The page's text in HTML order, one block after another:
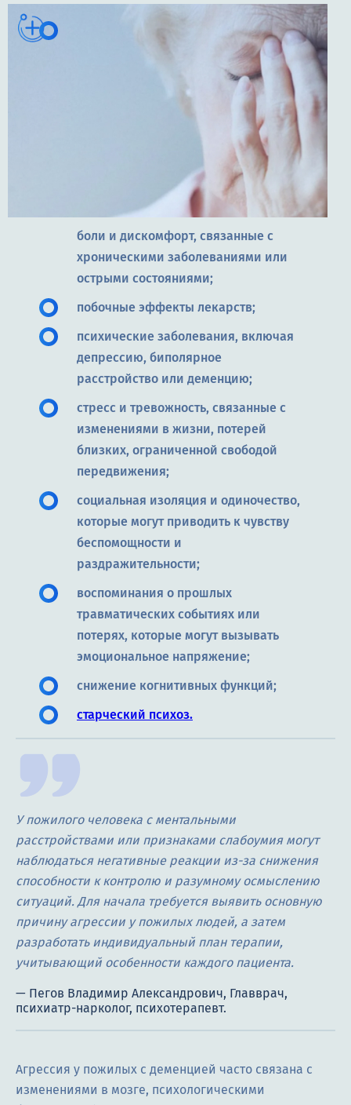
боли и дискомфорт, связанные с
хроническими заболеваниями или
острыми состояниями;
побочные эффекты лекарств;
психические заболевания, включая
депрессию, биполярное
расстройство или деменцию;
стресс и тревожность, связанные с
изменениями в жизни, потерей
близких, ограниченной свободой
передвижения;
социальная изоляция и одиночество,
которые могут приводить к чувству
беспомощности и
раздражительности;
воспоминания о прошлых
травматических событиях или
потерях, которые могут вызывать
эмоциональное напряжение;
снижение когнитивных функций;
старческий психоз.
У пожилого человека с ментальными
расстройствами или признаками слабоумия могут
наблюдаться негативные реакции из-за снижения
способности к контролю и разумному осмыслению
ситуаций. Для начала требуется выявить основную
причину агрессии у пожилых людей, а затем
разработать индивидуальный план терапии,
учитывающий особенности каждого пациента.
Агрессия у пожилых с деменцией часто связана с
изменениями в мозге, психологическими